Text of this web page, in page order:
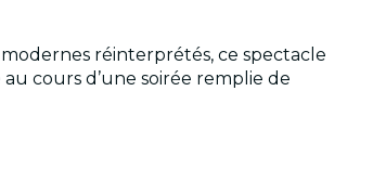
réinterprétés, ce spectacle
cours d’une soirée remplie de